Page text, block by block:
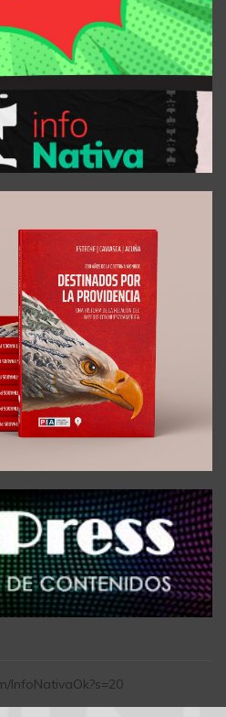
InfoNativaOk?s=20